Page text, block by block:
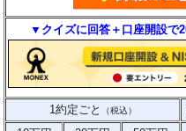
▼クイズに回答＋口座開設で
1約定ごと （税込）